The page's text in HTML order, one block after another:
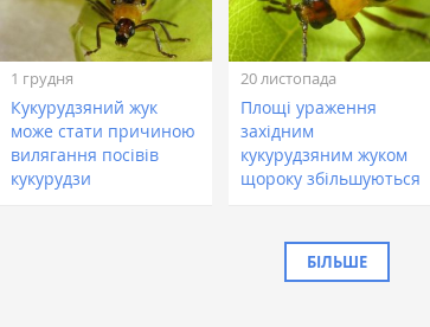
1 грудня
Кукурудзяний жук
може стати причиною
вилягання посівів
кукурудзи
20 листопада
Площі ураження
західним
кукурудзяним жуком
щороку збільшуються
БІЛЬШЕ